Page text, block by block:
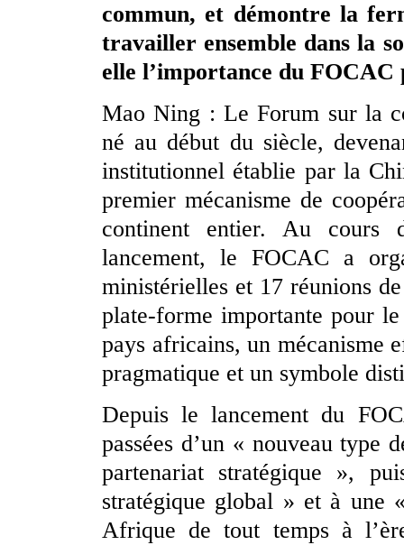
commun, et démontre la
travailler ensemble dans la
elle l’importance du
Mao Ning : Le Forum sur la
né au début du siècle,
institutionnel établie par la
premier mécanisme de
continent entier. Au cours
lancement, le FOCAC a
ministérielles et 17 réunions
plate-forme importante pour
pays africains, un mécanisme
pragmatique et un symbole
Depuis le lancement du
passées d’un « nouveau type
partenariat stratégique »,
stratégique global » et à une
Afrique de tout temps à